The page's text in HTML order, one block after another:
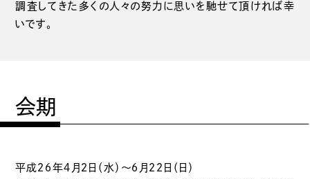
調査してきた多くの人々の努力に思いを馳せて頂ければ幸
いです。
会期
平成２６年４月２日（水）～６月２２日（日）